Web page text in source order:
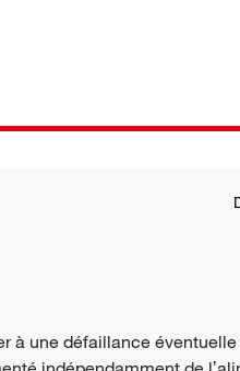
à une défaillance